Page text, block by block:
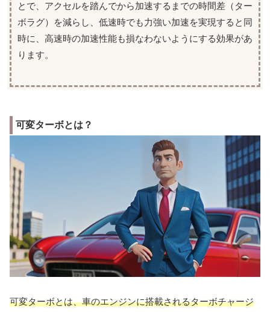
とで、アクセルを踏んでから加速するまでの時間差（ター
ボラグ）を減らし、低速時でも力強い加速を実現すると同
時に、高速時の加速性能も損なわないようにする効果があ
ります。
可変ターボとは？
可変ターボとは、車のエンジンに搭載されるターボチャージ